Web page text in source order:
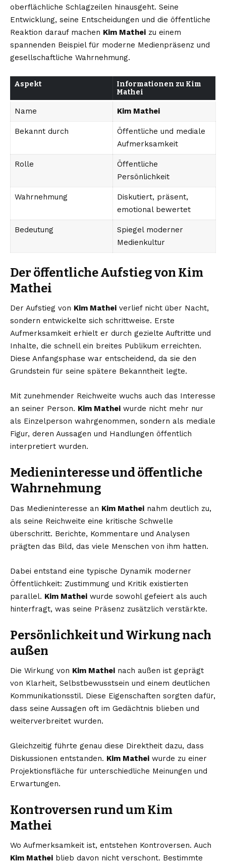
oberflächliche Schlagzeilen hinausgeht. Seine
Entwicklung, seine Entscheidungen und die öffentliche
Reaktion darauf machen Kim Mathei zu einem
spannenden Beispiel für moderne Medienpräsenz und
gesellschaftliche Wahrnehmung.
Aspekt
Informationen zu Kim
Mathei
Name Kim Mathei
Bekannt durch
Öffentliche und mediale
Aufmerksamkeit
Rolle
Öffentliche
Persönlichkeit
Wahrnehmung
Diskutiert, präsent,
emotional bewertet
Bedeutung
Spiegel moderner
Medienkultur
Der öffentliche Aufstieg von Kim
Mathei
Der Aufstieg von Kim Mathei verlief nicht über Nacht,
sondern entwickelte sich schrittweise. Erste
Aufmerksamkeit erhielt er durch gezielte Auftritte und
Inhalte, die schnell ein breites Publikum erreichten.
Diese Anfangsphase war entscheidend, da sie den
Grundstein für seine spätere Bekanntheit legte.
Mit zunehmender Reichweite wuchs auch das Interesse
an seiner Person. Kim Mathei wurde nicht mehr nur
als Einzelperson wahrgenommen, sondern als mediale
Figur, deren Aussagen und Handlungen öffentlich
interpretiert wurden.
Medieninteresse und öffentliche
Wahrnehmung
Das Medieninteresse an Kim Mathei nahm deutlich zu,
als seine Reichweite eine kritische Schwelle
überschritt. Berichte, Kommentare und Analysen
prägten das Bild, das viele Menschen von ihm hatten.
Dabei entstand eine typische Dynamik moderner
Öffentlichkeit: Zustimmung und Kritik existierten
parallel. Kim Mathei wurde sowohl gefeiert als auch
hinterfragt, was seine Präsenz zusätzlich verstärkte.
Persönlichkeit und Wirkung nach
außen
Die Wirkung von Kim Mathei nach außen ist geprägt
von Klarheit, Selbstbewusstsein und einem deutlichen
Kommunikationsstil. Diese Eigenschaften sorgten dafür,
dass seine Aussagen oft im Gedächtnis blieben und
weiterverbreitet wurden.
Gleichzeitig führte genau diese Direktheit dazu, dass
Diskussionen entstanden. Kim Mathei wurde zu einer
Projektionsfläche für unterschiedliche Meinungen und
Erwartungen.
Kontroversen rund um Kim
Mathei
Wo Aufmerksamkeit ist, entstehen Kontroversen. Auch
Kim Mathei blieb davon nicht verschont. Bestimmte